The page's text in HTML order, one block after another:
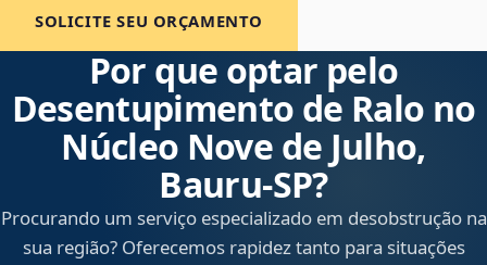
SOLICITE SEU ORÇAMENTO
Por que optar pelo
Desentupimento de Ralo no
Núcleo Nove de Julho,
Bauru‑SP?
Procurando um serviço especializado em desobstrução na
sua região? Oferecemos rapidez tanto para situações